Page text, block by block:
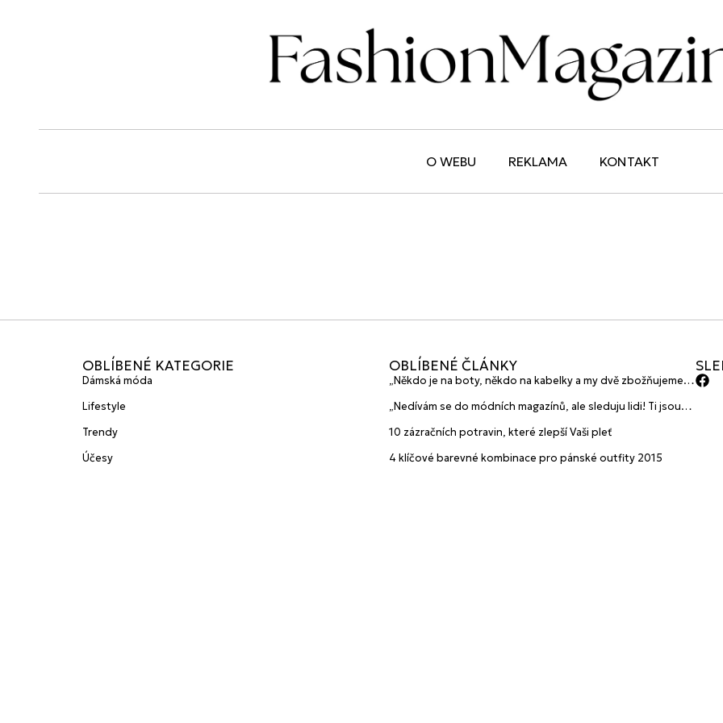
O WEBU REKLAMA KONTAKT
OBLÍBENÉ KATEGORIE
Dámská móda
Lifestyle
Trendy
Účesy
OBLÍBENÉ ČLÁNKY
„Někdo je na boty, někdo na kabelky a my dvě zbožňujeme
značky HANAJANA Swimwear
„Nedívám se do módních magazínů, ale sleduju lidi! Ti jsou
10 zázračních potravin, které zlepší Vaši pleť
4 klíčové barevné kombinace pro pánské outfity 2015